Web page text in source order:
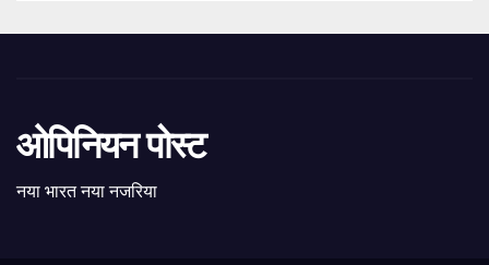
ओपिनियन पोस्ट
नया भारत नया नजरिया